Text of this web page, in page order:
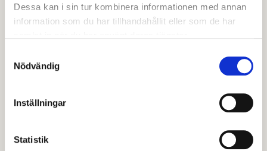
Dessa kan i sin tur kombinera informationen med annan
information som du har tillhandahållit eller som de har
Nödvändig
Inställningar
Statistik
tredje år.
verksamheter. Beslut som rör unga ska bygga på
möjligt!
hösten 2024, och då svarade drygt 440 unga i Avesta